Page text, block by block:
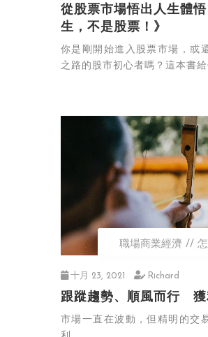
從股票市場悟出人生體
生，不是股票！》
你是剛開始進入股票市場，或
之路的股市初心者嗎？這本書
職場商業經濟
十月 23, 2021 Richard
跟蹤趨勢、順風而行 獲
市場一直在波動，但精明的交